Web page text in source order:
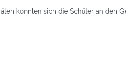
konnten sich die Schüler an den